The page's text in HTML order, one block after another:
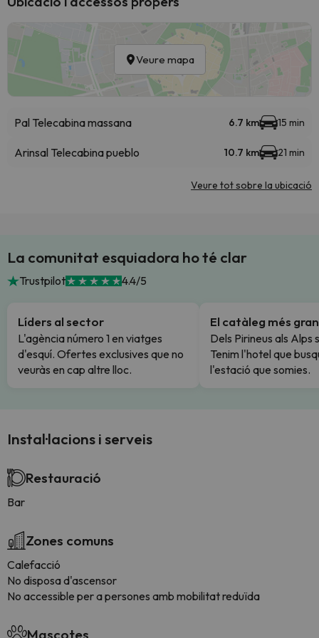
Veure mapa
Pal Telecabina massana 6.7 km 15 min
Arinsal Telecabina pueblo 10.7 km 21 min
Veure tot sobre la ubicació
La comunitat esquiadora ho té clar
Trustpilot 4.4/5
Líders al sector
L'agència número 1 en viatges
d'esquí. Ofertes exclusives que no
veuràs en cap altre lloc.
El catàleg més gran
Dels Pirineus als Alps
Tenim l'hotel que
l'estació que somies.
Instal·lacions i serveis
Restauració
Bar
Zones comuns
Calefacció
No disposa d'ascensor
No accessible per a persones amb mobilitat reduïda
Mascotes